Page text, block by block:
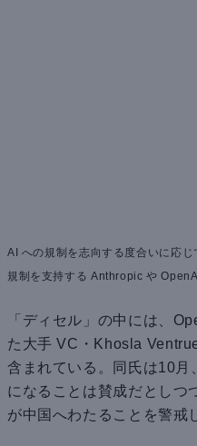
AI への規制を志向する度合いに応
規制を支持する Anthropic や
「ディセル」の中には、
た大手 VC・Khosla
含まれている。同氏は10
になることは賛成だとしつ
が中国へわたることを警戒